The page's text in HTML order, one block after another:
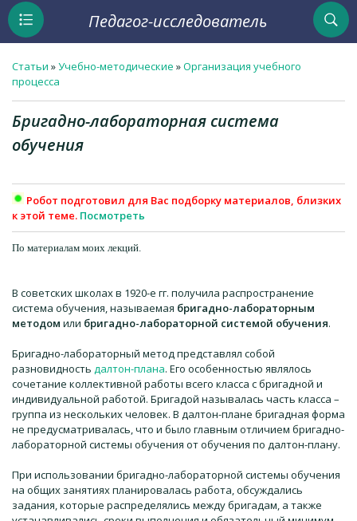
Педагог-исследователь
Статьи »Учебно-методические »Организация учебного
процесса
Бригадно-лабораторная система
обучения
Робот подготовил для Вас подборку материалов, близких
к этой теме. Посмотреть
По материалам моих лекций.
В советских школах в 1920-е гг. получила распространение
система обучения, называемая бригадно-лабораторным
методом или бригадно-лабораторной системой обучения.
Бригадно-лабораторный метод представлял собой
разновидность далтон-плана. Его особенностью являлось
сочетание коллективной работы всего класса с бригадной и
индивидуальной работой. Бригадой называлась часть класса –
группа из нескольких человек. В далтон-плане бригадная форма
не предусматривалась, что и было главным отличием бригадно-
лабораторной системы обучения от обучения по далтон-плану.
При использовании бригадно-лабораторной системы обучения
на общих занятиях планировалась работа, обсуждались
задания, которые распределялись между бригадам, а также